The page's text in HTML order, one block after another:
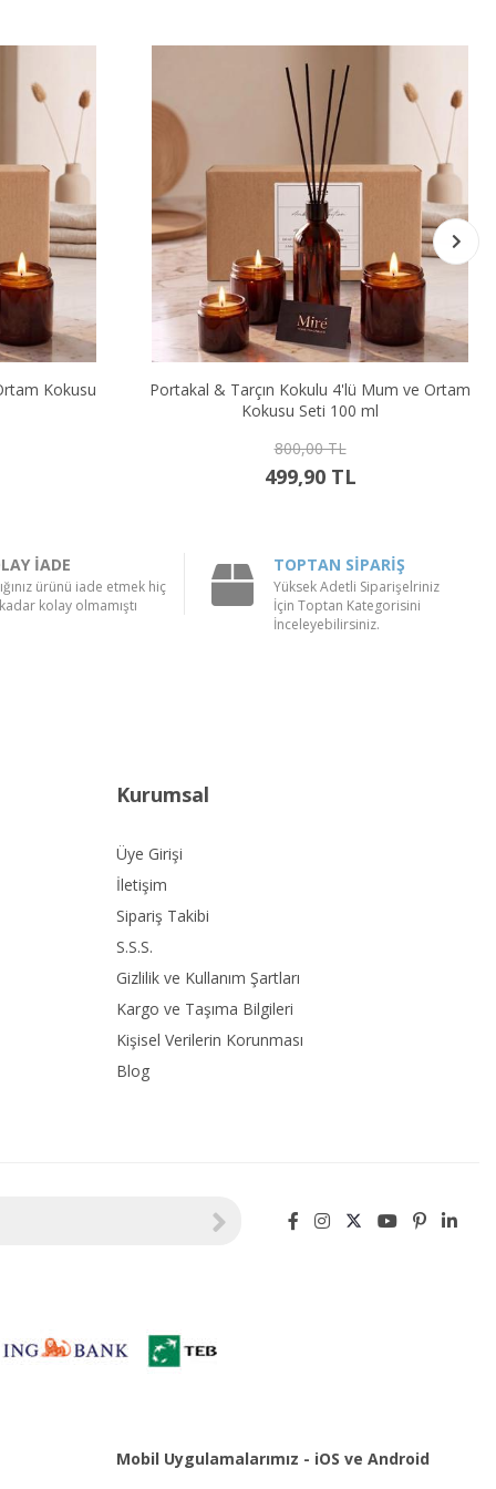
Kokusu
Portakal & Tarçın Kokulu 4'lü Mum ve Ortam
Kokusu Seti 100 ml
800,00 TL
499,90 TL
İADE
ürünü iade etmek hiç
kolay olmamıştı
TOPTAN SİPARİŞ
Yüksek Adetli Siparişelriniz
İçin Toptan Kategorisini
İnceleyebilirsiniz.
Kurumsal
Üye Girişi
İletişim
Sipariş Takibi
S.S.S.
Gizlilik ve Kullanım Şartları
Kargo ve Taşıma Bilgileri
Kişisel Verilerin Korunması
Blog
Mobil Uygulamalarımız - iOS ve Android